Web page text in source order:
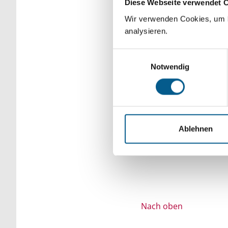
Diese Webseite verwendet
Wir verwenden Cookies,
analysieren.
Notwendig
Ablehnen
Bitte Suchbegriff
verfeinert werden.
Nach oben